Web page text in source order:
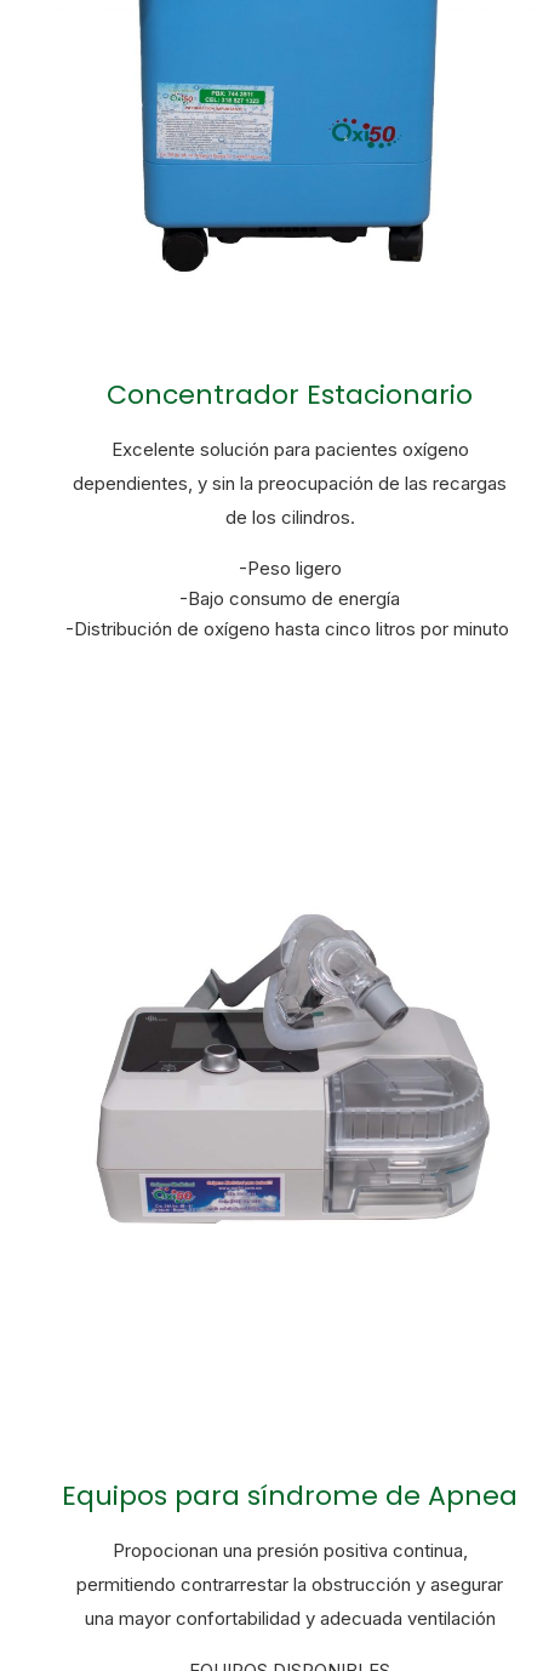
Concentrador Estacionario
Excelente solución para pacientes oxígeno
dependientes, y sin la preocupación de las recargas
de los cilindros.
-Peso ligero
-Bajo consumo de energía
-Distribución de oxígeno hasta cinco litros por minuto
Equipos para síndrome de Apnea
Propocionan una presión positiva continua,
permitiendo contrarrestar la obstrucción y asegurar
una mayor confortabilidad y adecuada ventilación